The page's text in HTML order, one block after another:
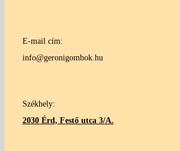
E-mail cím:
info@geronigombok.hu
Székhely:
2030 Érd, Festő utca 3/A.